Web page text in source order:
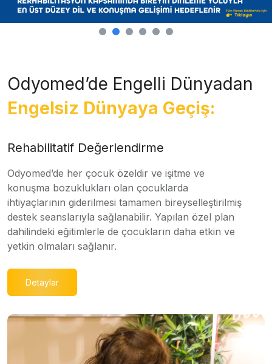
Odyomed’de Engelli Dünyadan
Engelsiz Dünyaya Geçiş:
Rehabilitatif Değerlendirme
Odyomed’de her çocuk özeldir ve işitme ve
konuşma bozuklukları olan çocuklarda
ihtiyaçlarının giderilmesi tamamen bireyselleştirilmiş
destek seanslarıyla sağlanabilir. Yapılan özel plan
dahilindeki eğitimlerle de çocukların daha etkin ve
yetkin olmaları sağlanır.
Detaylar